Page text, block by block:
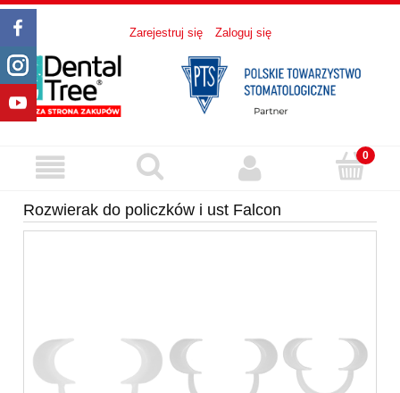
Zarejestruj się Zaloguj się
Rozwierak do policzków i ust Falcon